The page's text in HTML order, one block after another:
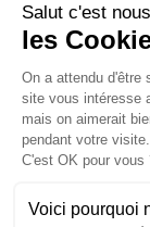
Salut c'est
les
On a attendu d'être
site vous intéresse
mais on aimerait
pendant votre visite...
C'est OK pour vous
Voici pourquoi